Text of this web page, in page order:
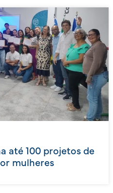
até 100 projetos de
mulheres